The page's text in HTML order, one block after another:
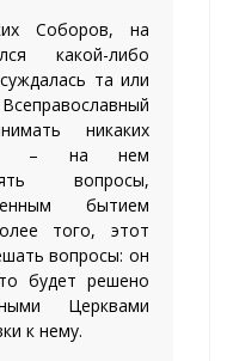
Соборов, на
какой-либо
та или
никаких
– на нем
вопросы,
бытием
того, этот
вопросы: он
будет решено
Церквами
к нему.